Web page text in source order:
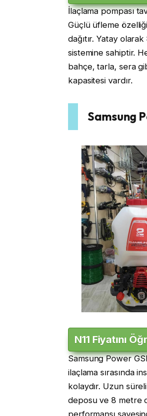
İlaçlama pompası
Güçlü üfleme
dağıtır. Yatay
sistemine sahiptir.
bahçe, tarla, sera
kapasitesi vardır.
Samsung
N11 Fiyatını
Samsung Power
ilaçlama sırasında
kolaydır. Uzun
deposu ve 8 metre
performansı